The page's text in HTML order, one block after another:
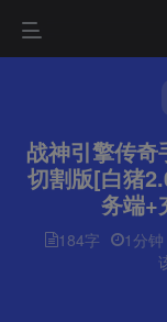
战神引擎传
切割版[白猪
务端+
184字 1分钟